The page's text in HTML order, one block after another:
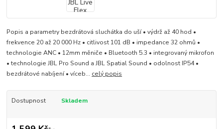
Popis a parametry bezdrátová sluchátka do uší • výdrž až 40 hod •
frekvence 20 až 20 000 Hz • citlivost 101 dB • impedance 32 ohmů •
technologie ANC • 12mm měniče • Bluetooth 5.3 • integrovaný mikrofon
• technologie JBL Pro Sound a JBL Spatial Sound • odolnost IP54 •
bezdrátové nabíjení • víceb... celý popis
Dostupnost Skladem